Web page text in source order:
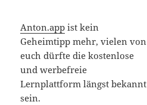
Anton.app ist kein
Geheimtipp mehr, vielen von
euch dürfte die kostenlose
und werbefreie
Lernplattform längst bekannt
sein.